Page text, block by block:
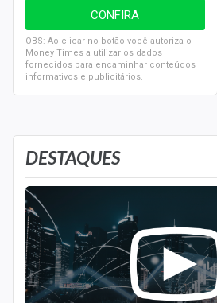
DESTAQUES
OBS: Ao clicar no botão você autoriza o
Money Times a utilizar os dados
fornecidos para encaminhar conteúdos
informativos e publicitários.